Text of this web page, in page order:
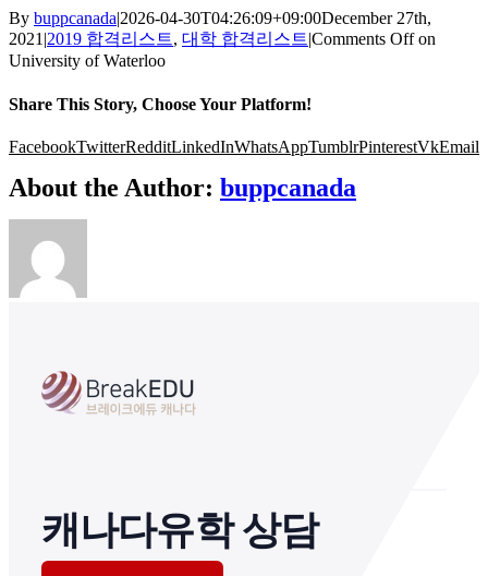
By buppcanada|2026-04-30T04:26:09+09:00December 27th,
2021|2019 합격리스트, 대학 합격리스트|Comments Offon
University of Waterloo
Share This Story, Choose Your Platform!
FacebookTwitterRedditLinkedInWhatsAppTumblrPinterestVkEmail
About the Author: buppcanada
캐나다유학 상담